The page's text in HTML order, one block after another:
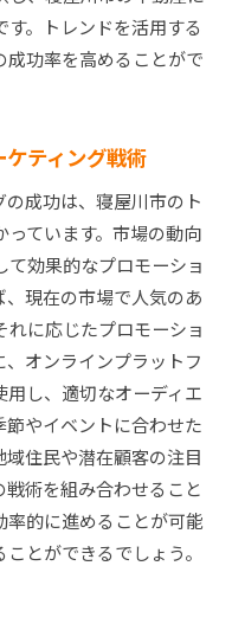
。トレンドを活用する
成功率を高めることがで
ケティング戦術
成功は、寝屋川市のト
っています。市場の動向
効果的なプロモーショ
現在の市場で人気のあ
に応じたプロモーショ
オンラインプラットフ
し、適切なオーディエ
やイベントに合わせた
住民や潜在顧客の注目
術を組み合わせること
的に進めることが可能
とができるでしょう。